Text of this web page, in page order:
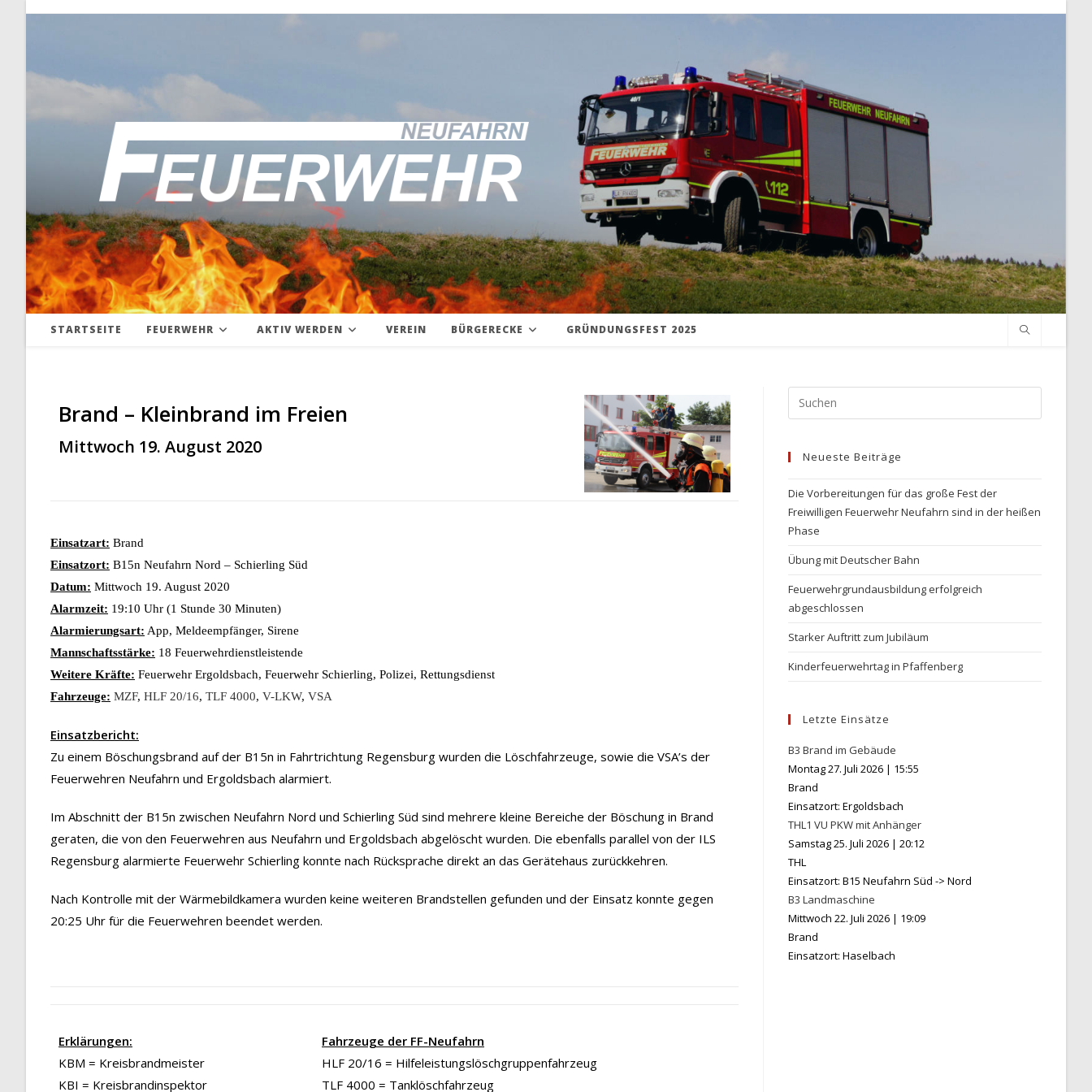
STARTSEITE FEUERWEHR AKTIV WERDEN VEREIN BÜRGERECKE GRÜNDUNGSFEST 2025
Brand – Kleinbrand im Freien
Mittwoch 19. August 2020
Einsatzart: Brand
Einsatzort: B15n Neufahrn Nord – Schierling Süd
Datum: Mittwoch 19. August 2020
Alarmzeit: 19:10 Uhr (1 Stunde 30 Minuten)
Alarmierungsart: App, Meldeempfänger, Sirene
Mannschaftsstärke: 18 Feuerwehrdienstleistende
Weitere Kräfte: Feuerwehr Ergoldsbach, Feuerwehr Schierling, Polizei, Rettungsdienst
Fahrzeuge: MZF, HLF 20/16, TLF 4000, V-LKW, VSA
Einsatzbericht:
Zu einem Böschungsbrand auf der B15n in Fahrtrichtung Regensburg wurden die Löschfahrzeuge, sowie die VSA’s der
Feuerwehren Neufahrn und Ergoldsbach alarmiert.
Im Abschnitt der B15n zwischen Neufahrn Nord und Schierling Süd sind mehrere kleine Bereiche der Böschung in Brand
geraten, die von den Feuerwehren aus Neufahrn und Ergoldsbach abgelöscht wurden. Die ebenfalls parallel von der ILS
Regensburg alarmierte Feuerwehr Schierling konnte nach Rücksprache direkt an das Gerätehaus zurückkehren.
Nach Kontrolle mit der Wärmebildkamera wurden keine weiteren Brandstellen gefunden und der Einsatz konnte gegen
20:25 Uhr für die Feuerwehren beendet werden.
Erklärungen:
KBM = Kreisbrandmeister
KBI = Kreisbrandinspektor
Fahrzeuge der FF-Neufahrn
HLF 20/16 = Hilfeleistungslöschgruppenfahrzeug
TLF 4000 = Tanklöschfahrzeug
Escape
Neueste Beiträge
Die Vorbereitungen für das große Fest der
Freiwilligen Feuerwehr Neufahrn sind in der heißen
Phase
Übung mit Deutscher Bahn
Feuerwehrgrundausbildung erfolgreich
abgeschlossen
Starker Auftritt zum Jubiläum
Kinderfeuerwehrtag in Pfaffenberg
Letzte Einsätze
B3 Brand im Gebäude
Montag 27. Juli 2026 | 15:55
Brand
Einsatzort: Ergoldsbach
THL1 VU PKW mit Anhänger
Samstag 25. Juli 2026 |20:12
THL
Einsatzort: B15 Neufahrn Süd -> Nord
B3 Landmaschine
Mittwoch 22. Juli 2026 | 19:09
Brand
Einsatzort: Haselbach